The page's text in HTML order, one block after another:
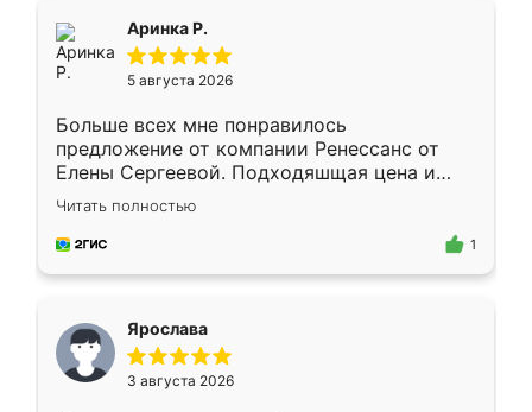
Аринка Р.
5 августа 2026
Больше всех мне понравилось
предложение от компании Ренессанс от
Елены Сергеевой. Подходяшщая цена и
короткие сроки изготовления. Приехавший
для замера сотрудник Владислав
предложил по моему эскизу самый
Читать полностью
1
Ярослава
3 августа 2026